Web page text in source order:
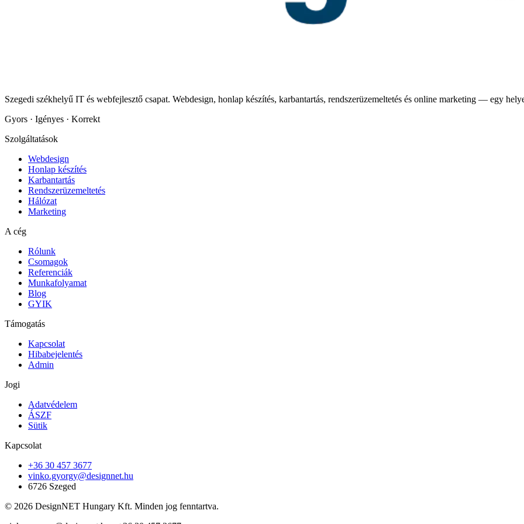
Szegedi székhelyű IT és webfejlesztő csapat. Webdesign, honlap készítés, karbantartás, rendszerüzemeltetés és online marketing — egy
Gyors · Igényes · Korrekt
Szolgáltatások
Webdesign
Honlap készítés
Karbantartás
Rendszerüzemeltetés
Hálózat
Marketing
A cég
Rólunk
Csomagok
Referenciák
Munkafolyamat
Blog
GYIK
Támogatás
Kapcsolat
Hibabejelentés
Admin
Jogi
Adatvédelem
ÁSZF
Sütik
Kapcsolat
+36 30 457 3677
vinko.gyorgy@designnet.hu
6726 Szeged
© 2026 DesignNET Hungary Kft. Minden jog fenntartva.